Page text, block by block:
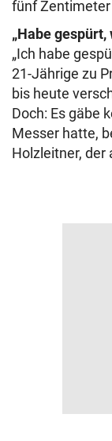
fünf
„Habe
„Ich habe
21-Jährige zu
bis heute
Doch: Es gäbe
Messer hatte,
Holzleitner, der